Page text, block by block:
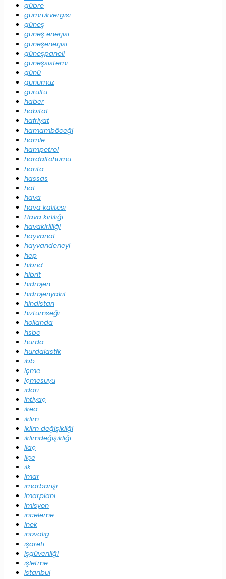
gübre
gümrükvergisi
güneş
güneş enerjisi
güneşenerjisi
güneşpaneli
güneşsistemi
günü
günümüz
gürültü
haber
habitat
hafriyat
hamamböceği
hamle
hampetrol
hardaltohumu
harita
hassas
hat
hava
hava kalitesi
Hava kirliliği
havakirliliği
hayvanat
hayvandeneyi
hep
hibrid
hibrit
hidrojen
hidrojenyakıt
hindistan
hıztümseği
hollanda
hsbc
hurda
hurdalastik
ibb
içme
içmesuyu
idari
ihtiyaç
ikea
iklim
iklim değişikliği
iklimdeğişikliği
ilaç
ilçe
ilk
imar
imarbarışı
imarplanı
imisyon
inceleme
inek
inovalig
işareti
işgüvenliği
işletme
istanbul